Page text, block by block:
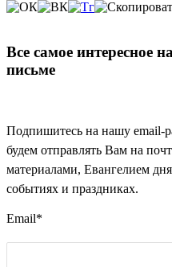
Все самое интересное
письме
Подпишитесь на нашу email-
будем отправлять Вам на
материалами, Евангелием
событиях и праздниках.
Email*